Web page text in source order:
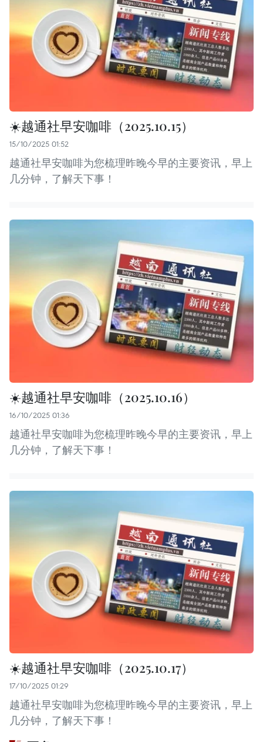
☀️越通社早安咖啡（2025.10.15）
15/10/2025 01:52
越通社早安咖啡为您梳理昨晚今早的主要资讯，早上
几分钟，了解天下事！
☀️越通社早安咖啡（2025.10.16）
16/10/2025 01:36
越通社早安咖啡为您梳理昨晚今早的主要资讯，早上
几分钟，了解天下事！
☀️越通社早安咖啡（2025.10.17）
17/10/2025 01:29
越通社早安咖啡为您梳理昨晚今早的主要资讯，早上
几分钟，了解天下事！